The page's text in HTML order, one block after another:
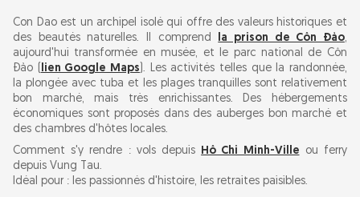
Con Dao est un archipel isolé qui offre des valeurs historiques et
des beautés naturelles. Il comprend la prison de Côn Đảo,
aujourd'hui transformée en musée, et le parc national de Côn
Đảo (lien Google Maps). Les activités telles que la randonnée,
la plongée avec tuba et les plages tranquilles sont relativement
bon marché, mais très enrichissantes. Des hébergements
économiques sont proposés dans des auberges bon marché et
des chambres d'hôtes locales.
Comment s'y rendre : vols depuis Hô Chi Minh-Ville ou ferry
depuis Vung Tau.
Idéal pour : les passionnés d'histoire, les retraites paisibles.